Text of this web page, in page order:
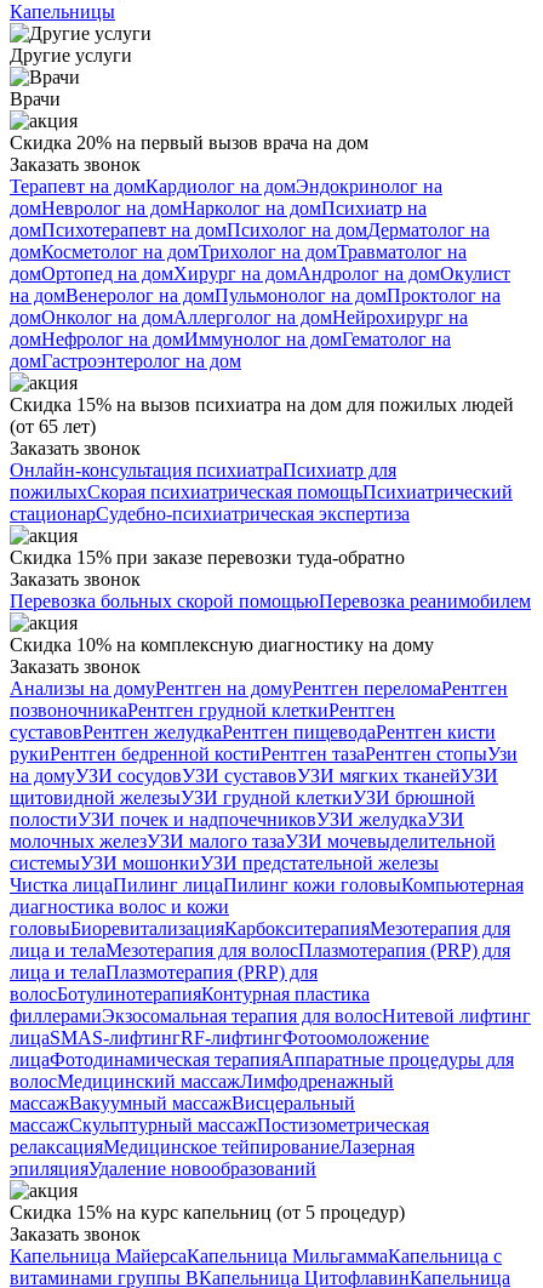
Капельницы
Другие услуги
Врачи
Скидка 20% на первый вызов врача на дом
Заказать звонок
Терапевт на домКардиолог на домЭндокринолог на
домНевролог на домНарколог на домПсихиатр на
домПсихотерапевт на домПсихолог на домДерматолог на
домКосметолог на домТрихолог на домТравматолог на
домОртопед на домХирург на домАндролог на домОкулист
на домВенеролог на домПульмонолог на домПроктолог на
домОнколог на домАллерголог на домНейрохирург на
домНефролог на домИммунолог на домГематолог на
домГастроэнтеролог на дом
Скидка 15% на вызов психиатра на дом для пожилых людей
(от 65 лет)
Заказать звонок
Онлайн-консультация психиатраПсихиатр для
пожилыхСкорая психиатрическая помощьПсихиатрический
стационарСудебно-психиатрическая экспертиза
Скидка 15% при заказе перевозки туда-обратно
Заказать звонок
Перевозка больных скорой помощьюПеревозка реанимобилем
Скидка 10% на комплексную диагностику на дому
Заказать звонок
Анализы на домуРентген на домуРентген переломаРентген
позвоночникаРентген грудной клеткиРентген
суставовРентген желудкаРентген пищеводаРентген кисти
рукиРентген бедренной костиРентген тазаРентген стопыУзи
на домуУЗИ сосудовУЗИ суставовУЗИ мягких тканейУЗИ
щитовидной железыУЗИ грудной клеткиУЗИ брюшной
полостиУЗИ почек и надпочечниковУЗИ желудкаУЗИ
молочных железУЗИ малого тазаУЗИ мочевыделительной
системыУЗИ мошонкиУЗИ предстательной железы
Чистка лицаПилинг лицаПилинг кожи головыКомпьютерная
диагностика волос и кожи
головыБиоревитализацияКарбокситерапияМезотерапия для
лица и телаМезотерапия для волосПлазмотерапия (PRP) для
лица и телаПлазмотерапия (PRP) для
волосБотулинотерапияКонтурная пластика
филлерамиЭкзосомальная терапия для волосНитевой лифтинг
лицаSMAS-лифтингRF-лифтингФотоомоложение
лицаФотодинамическая терапияАппаратные процедуры для
волосМедицинский массажЛимфодренажный
массажВакуумный массажВисцеральный
массажСкульптурный массажПостизометрическая
релаксацияМедицинское тейпированиеЛазерная
эпиляцияУдаление новообразований
Скидка 15% на курс капельниц (от 5 процедур)
Заказать звонок
Капельница МайерсаКапельница МильгаммаКапельница с
витаминами группы BКапельница ЦитофлавинКапельница